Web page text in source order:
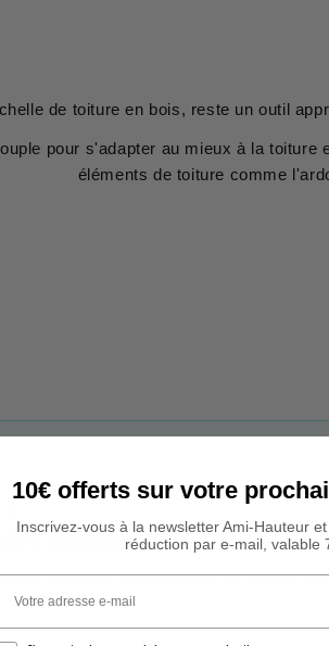
de toiture en bois, reste un outil
pour s'adapter au mieux à la toiture
éléments de toiture comme
écoute !
du lundi au vendredi de 9h00 à
10€ offerts sur votre
Inscrivez-vous à la newsletter Ami-Hauteur
réduction par e-mail, valable
adresse e-mail